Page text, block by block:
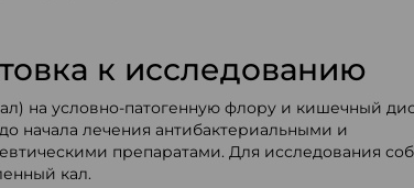
к исследованию
на условно-патогенную флору и кишечный
начала лечения антибактериальными и
препаратами. Для исследования
кал.